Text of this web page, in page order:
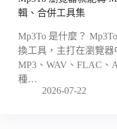
輯、合併工具集
Mp3To 是什麼？
換工具，主打在瀏覽
MP3、WAV、FLAC、
種…
2026-07-22